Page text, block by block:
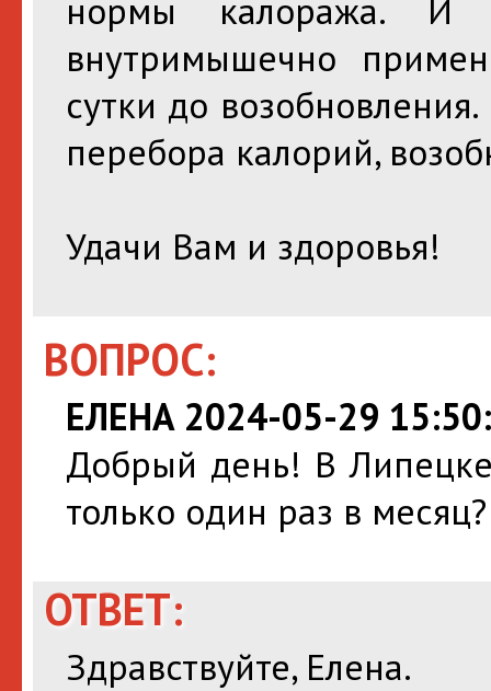
нормы калоража. И
внутримышечно
сутки до
перебора калорий,
Удачи Вам и здоровья!
ВОПРОС:
ЕЛЕНА 2024-05-29
Добрый день! В
только один раз в месяц?
ОТВЕТ:
Здравствуйте, Елена.